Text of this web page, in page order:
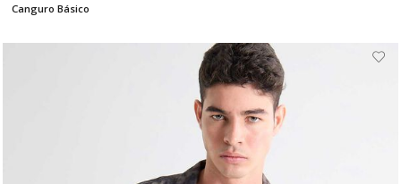
Canguro Básico